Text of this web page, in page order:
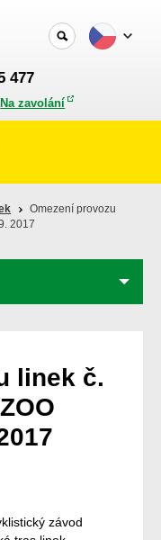
477
Na zavolání
Omezení provozu
2017
linek č.
závod